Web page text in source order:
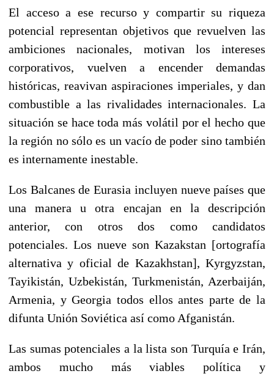
El acceso a ese recurso y compartir su riqueza
potencial representan objetivos que revuelven las
ambiciones nacionales, motivan los intereses
corporativos, vuelven a encender demandas
históricas, reavivan aspiraciones imperiales, y dan
combustible a las rivalidades internacionales. La
situación se hace toda más volátil por el hecho que
la región no sólo es un vacío de poder sino también
es internamente inestable.
Los Balcanes de Eurasia incluyen nueve países que
una manera u otra encajan en la descripción
anterior, con otros dos como candidatos
potenciales. Los nueve son Kazakstan [ortografía
alternativa y oficial de Kazakhstan], Kyrgyzstan,
Tayikistán, Uzbekistán, Turkmenistán, Azerbaiján,
Armenia, y Georgia todos ellos antes parte de la
difunta Unión Soviética así como Afganistán.
Las sumas potenciales a la lista son Turquía e Irán,
ambos mucho más viables política y